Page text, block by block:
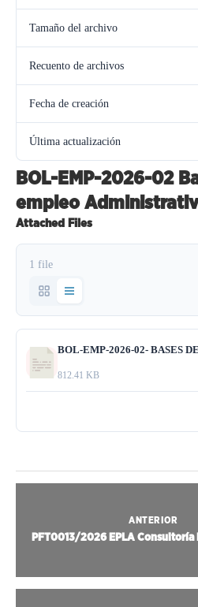
Tamaño del archivo
Recuento de archivos
Fecha de creación
Última actualización
BOL-EMP-2026-02
empleo
Attached Files
1 file
812.41 KB
ANTERIOR
PFT0013/2026 EPLA Consultoría